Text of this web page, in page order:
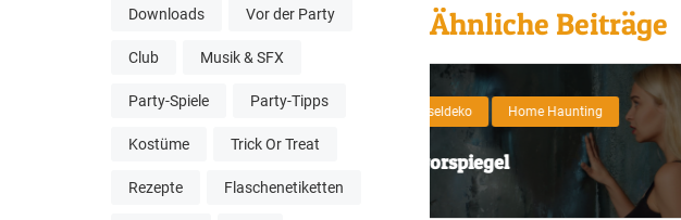
Downloads Vor der Party
Club Musik & SFX
Party-Spiele Party-Tipps
Kostüme Trick Or Treat
Rezepte Flaschenetiketten
Ähnliche Beiträge
Home Haunting Unsere Home Haunts
2006 - Das Irrenhaus